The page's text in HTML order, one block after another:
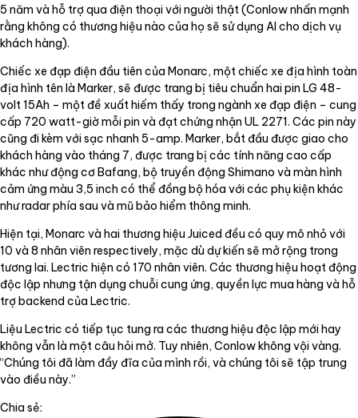
5 năm và hỗ trợ qua điện thoại với người thật (Conlow nhấn mạnh
rằng không có thương hiệu nào của họ sẽ sử dụng AI cho dịch vụ
khách hàng).
Chiếc xe đạp điện đầu tiên của Monarc, một chiếc xe địa hình toàn
địa hình tên là Marker, sẽ được trang bị tiêu chuẩn hai pin LG 48-
volt 15Ah – một đề xuất hiếm thấy trong ngành xe đạp điện – cung
cấp 720 watt-giờ mỗi pin và đạt chứng nhận UL 2271. Các pin này
cũng đi kèm với sạc nhanh 5-amp. Marker, bắt đầu được giao cho
khách hàng vào tháng 7, được trang bị các tính năng cao cấp
khác như động cơ Bafang, bộ truyền động Shimano và màn hình
cảm ứng màu 3,5 inch có thể đồng bộ hóa với các phụ kiện khác
như radar phía sau và mũ bảo hiểm thông minh.
Hiện tại, Monarc và hai thương hiệu Juiced đều có quy mô nhỏ với
10 và 8 nhân viên respectively, mặc dù dự kiến sẽ mở rộng trong
tương lai. Lectric hiện có 170 nhân viên. Các thương hiệu hoạt động
độc lập nhưng tận dụng chuỗi cung ứng, quyền lực mua hàng và hỗ
trợ backend của Lectric.
Liệu Lectric có tiếp tục tung ra các thương hiệu độc lập mới hay
không vẫn là một câu hỏi mở. Tuy nhiên, Conlow không vội vàng.
“Chúng tôi đã làm đầy đĩa của mình rồi, và chúng tôi sẽ tập trung
vào điều này.”
Chia sẻ: